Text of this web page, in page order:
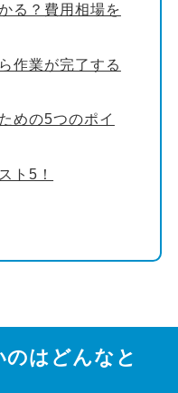
る？費用相場を
作業が完了する
めの5つのポイ
ト5！
はどんなと